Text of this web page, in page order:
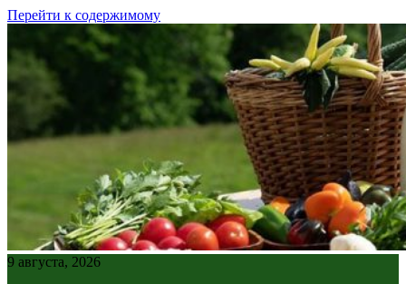
Перейти к содержимому
9 августа, 2026